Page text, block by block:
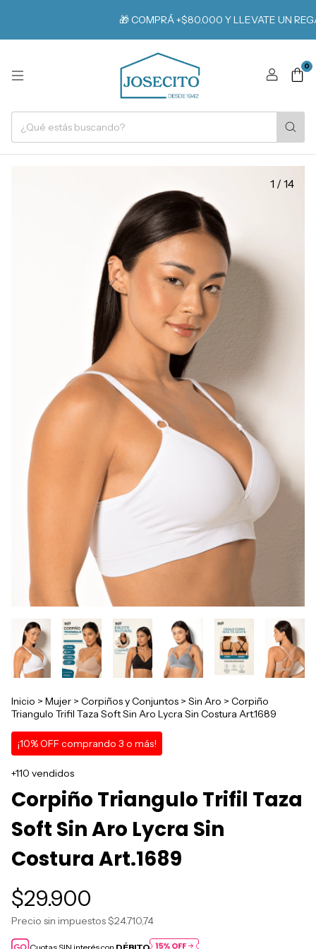
🎁 COMPRÁ +$80.000 Y LLEVATE UN REGALO
0
1 / 14
Inicio > Mujer > Corpiños y Conjuntos > Sin Aro > Corpiño
Triangulo Trifil Taza Soft Sin Aro Lycra Sin Costura Art.1689
¡10% OFF comprando 3 o más!
+110 vendidos
Corpiño Triangulo Trifil Taza
Soft Sin Aro Lycra Sin
Costura Art.1689
$29.900
Precio sin impuestos$24.710,74